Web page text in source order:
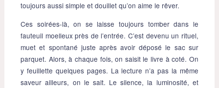
toujours aussi simple et douillet qu’on aime le rêver.
Ces soirées-là, on se laisse toujours tomber dans le
fauteuil moelleux près de l’entrée. C’est devenu un rituel,
muet et spontané juste après avoir déposé le sac sur
parquet. Alors, à chaque fois, on saisit le livre à coté. On
y feuillette quelques pages. La lecture n’a pas la même
saveur ailleurs, on le sait. Le silence, la luminosité, et